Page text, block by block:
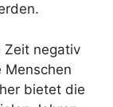
Zeit negativ
Menschen
bietet die